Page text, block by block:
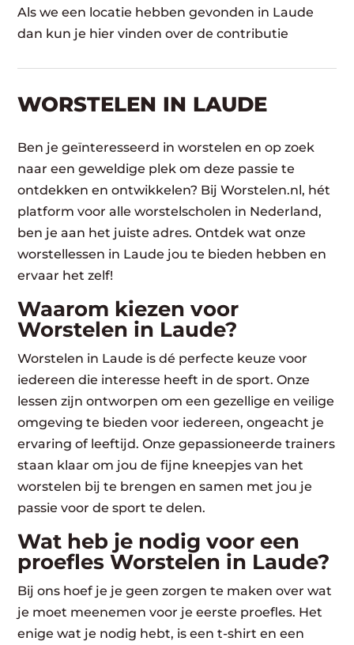
Als we een locatie hebben gevonden in Laude
dan kun je hier vinden over de contributie
WORSTELEN​ IN LAUDE
Ben je geïnteresseerd in worstelen en op zoek
naar een geweldige plek om deze passie te
ontdekken en ontwikkelen? Bij Worstelen.nl, hét
platform voor alle worstelscholen in Nederland,
ben je aan het juiste adres. Ontdek wat onze
worstellessen in Laude jou te bieden hebben en
ervaar het zelf!
Waarom kiezen voor
Worstelen in Laude?
Worstelen in Laude is dé perfecte keuze voor
iedereen die interesse heeft in de sport. Onze
lessen zijn ontworpen om een gezellige en veilige
omgeving te bieden voor iedereen, ongeacht je
ervaring of leeftijd. Onze gepassioneerde trainers
staan klaar om jou de fijne kneepjes van het
worstelen bij te brengen en samen met jou je
passie voor de sport te delen.
Wat heb je nodig voor een
proefles Worstelen in Laude?
Bij ons hoef je je geen zorgen te maken over wat
je moet meenemen voor je eerste proefles. Het
enige wat je nodig hebt, is een t-shirt en een